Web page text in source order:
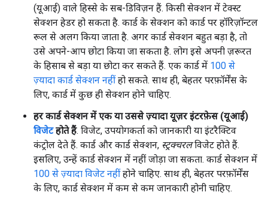
(यूआई) वाले हिस्से के सब-डिविज़न हैं. किसी सेक्शन में टेक्स्ट
सेक्शन हेडर हो सकता है. कार्ड के सेक्शन को कार्ड पर हॉरिज़ॉन्टल
रूल से अलग किया जाता है. अगर कार्ड सेक्शन बहुत बड़ा है, तो
उसे अपने-आप छोटा किया जा सकता है. लोग इसे अपनी ज़रूरत
के हिसाब से बड़ा या छोटा कर सकते हैं. एक कार्ड में 100 से
ज़्यादा कार्ड सेक्शन नहींहो सकते. साथ ही, बेहतर परफ़ॉर्मेंस के
लिए, कार्ड में कुछ ही सेक्शन होने चाहिए.
हर कार्ड सेक्शन में एक या उससे ज़्यादा यूज़र इंटरफ़ेस (यूआई)
विजेटहोते हैं. विजेट, उपयोगकर्ता को जानकारी या इंटरैक्टिव
कंट्रोल देते हैं. कार्ड और कार्ड सेक्शन, स्ट्रक्चरलविजेट होते हैं.
इसलिए, उन्हें कार्ड सेक्शन में नहीं जोड़ा जा सकता. कार्ड सेक्शन में
100 से ज़्यादा विजेट नहींहोने चाहिए. साथ ही, बेहतर परफ़ॉर्मेंस
के लिए, कार्ड सेक्शन में कम से कम जानकारी होनी चाहिए.